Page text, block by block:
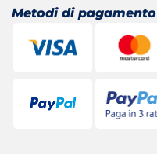
Metodi di pagamento